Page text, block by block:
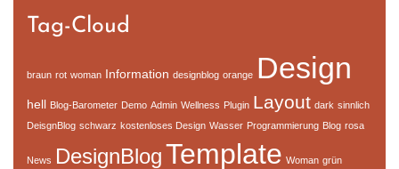
Tag-Cloud
braun rot woman Information designblog orange Design
hell Blog-Barometer Demo Admin Wellness Plugin Layout dark sinnlich
DeisgnBlog schwarz kostenloses Design Wasser Programmierung Blog rosa
News DesignBlogTemplate Woman grün